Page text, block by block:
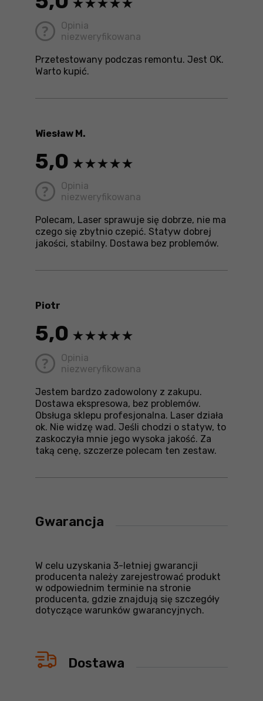
Opinia
niezweryfikowana
Przetestowany podczas remontu. Jest OK.
Warto kupić.
Wiesław M.
5,0
Opinia
niezweryfikowana
Polecam, Laser sprawuje się dobrze, nie ma
czego się zbytnio czepić. Statyw dobrej
jakości, stabilny. Dostawa bez problemów.
Piotr
5,0
Opinia
niezweryfikowana
Jestem bardzo zadowolony z zakupu.
Dostawa ekspresowa, bez problemów.
Obsługa sklepu profesjonalna. Laser działa
ok. Nie widzę wad. Jeśli chodzi o statyw, to
zaskoczyła mnie jego wysoka jakość. Za
taką cenę, szczerze polecam ten zestaw.
Gwarancja
W celu uzyskania 3-letniej gwarancji
producenta należy zarejestrować produkt
w odpowiednim terminie na stronie
producenta, gdzie znajdują się szczegóły
dotyczące warunków gwarancyjnych.
Dostawa